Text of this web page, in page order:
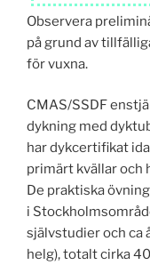
Observera
på grund av
för vuxna.
CMAS/SSDF
dykning med
har dykcertifikat
primärt kvällar och
De praktiska
i
självstudier och ca
helg), totalt cirka